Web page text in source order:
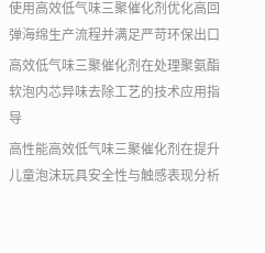
使用高效低气味三聚催化剂优化高回
弹海绵生产流程并满足严苛环保出口
高效低气味三聚催化剂在处理聚氨酯
软泡内芯异味去除工艺的技术应用指
导
高性能高效低气味三聚催化剂在提升
儿童泡沫玩具安全性与触感表现分析